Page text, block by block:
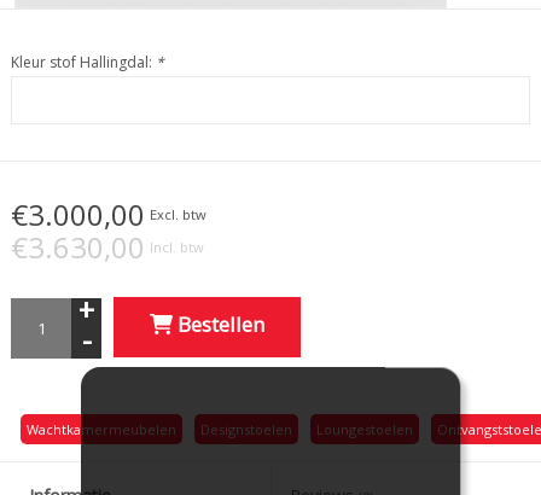
Kleur stof Hallingdal: *
€3.000,00 Excl. btw
€3.630,00 Incl. btw
+
- Bestellen
Wachtkamermeubelen Designstoelen Loungestoelen